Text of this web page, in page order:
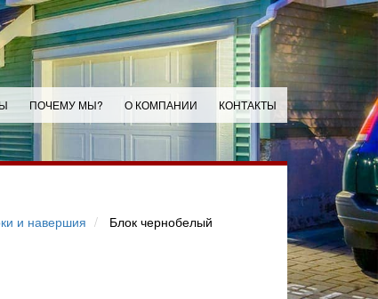
ПОЧЕМУ МЫ? О КОМПАНИИ КОНТАКТЫ
и навершия Блок чернобелый